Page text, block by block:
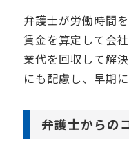
弁護士が労働時間
賃金を算定して会
業代を回収して解
にも配慮し、早期
弁護士からの